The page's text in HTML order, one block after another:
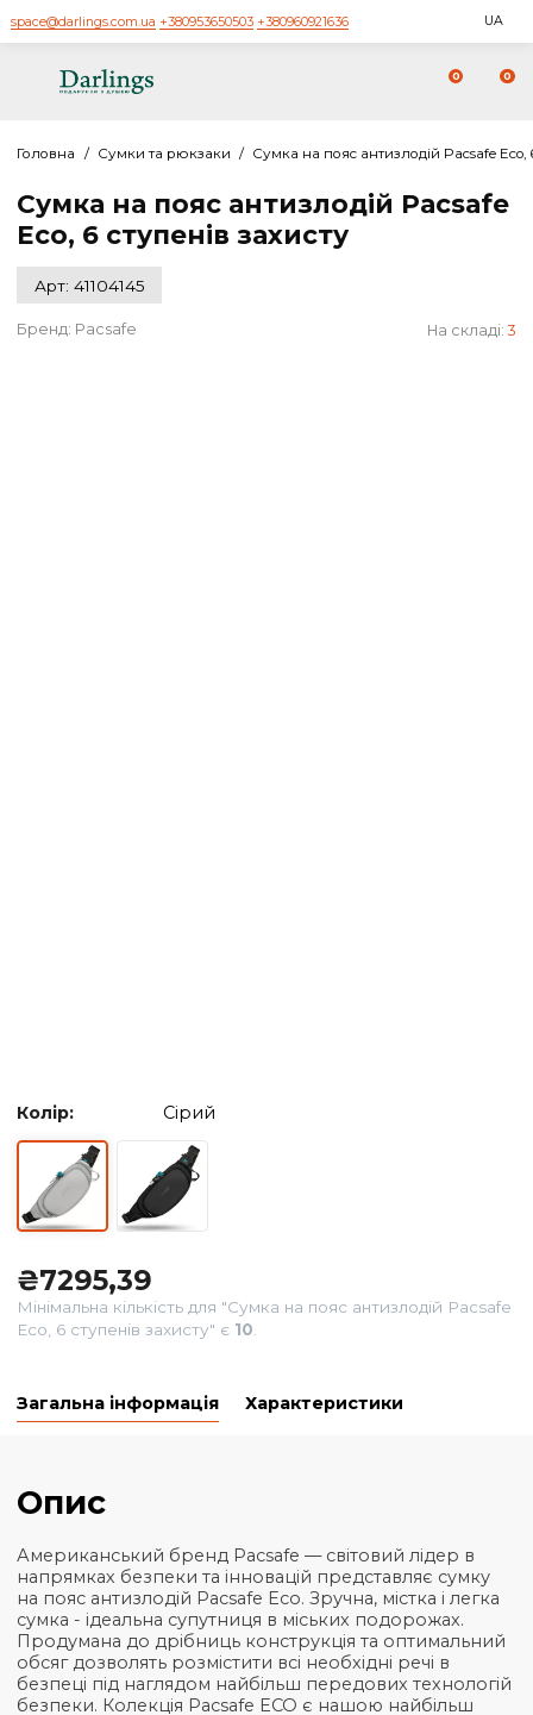
space@darlings.com.ua +380953650503 +380960921636
0
Сумка на пояс антизлодій
Eco, 6 ступенів захисту
Колір: Сірий
₴7295,39
Загальна інформація Характеристики
Опис